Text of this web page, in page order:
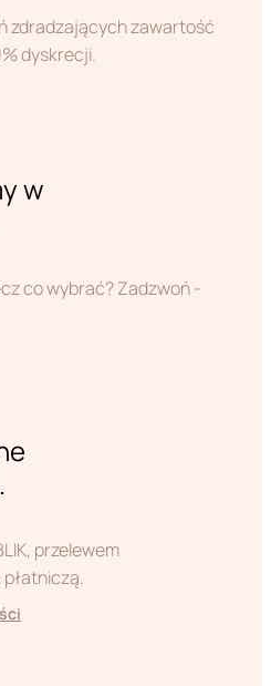
zdradzających zawartość
dyskrecji.
w
co wybrać? Zadzwoń -
przelewem